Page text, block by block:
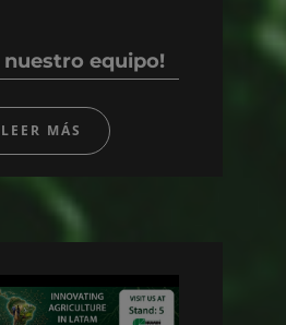
nuestro equipo!
LEER MÁS